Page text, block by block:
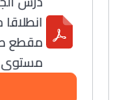
مقطع
مستوى